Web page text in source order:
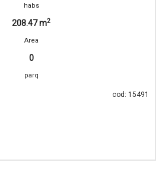
habs
208.47 m2
Area
0
parq
cod: 15491